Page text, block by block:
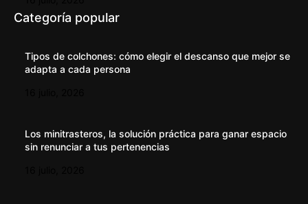
Categoría popular
Tipos de colchones: cómo elegir el descanso que mejor se
adapta a cada persona
Los minitrasteros, la solución práctica para ganar espacio
sin renunciar a tus pertenencias